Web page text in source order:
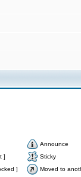
Announce
]
Sticky
] Moved to